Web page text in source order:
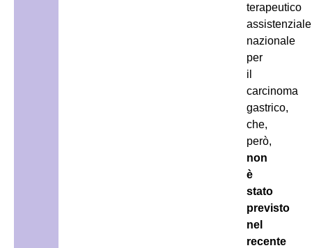
terapeutico
assistenziale
nazionale
per
il
carcinoma
gastrico,
che,
però,
non
è
stato
previsto
nel
recente